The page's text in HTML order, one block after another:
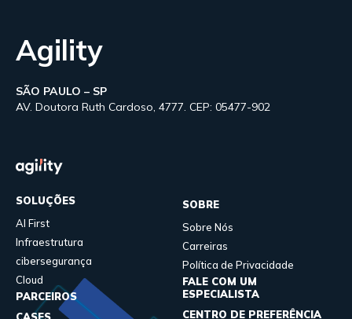
Agility
SÃO PAULO – SP
AV. Doutora Ruth Cardoso, 4777. CEP: 05477-902
SOLUÇÕES
AI First
Infraestrutura
cibersegurança
Cloud
PARCEIROS
SOBRE
Sobre Nós
Carreiras
Política de Privacidade
FALE COM UM
ESPECIALISTA
CENTRO DE PREFERÊNCIA